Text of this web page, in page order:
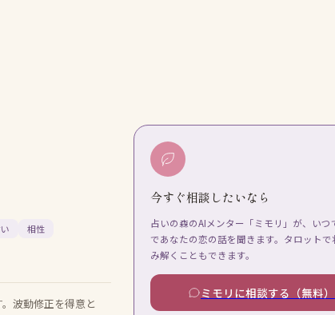
相性
波動修正を得意と
今すぐ相談したいなら
占いの森のAIメンター「ミモリ」が、いつ
であなたの恋の話を聞きます。タロットで
み解くこともできます。
ミモリに相談する（無料）